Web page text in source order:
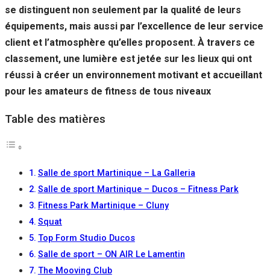
se distinguent non seulement par la qualité de leurs
équipements, mais aussi par l’excellence de leur service
client et l’atmosphère qu’elles proposent. À travers ce
classement, une lumière est jetée sur les lieux qui ont
réussi à créer un environnement motivant et accueillant
pour les amateurs de fitness de tous niveaux
Table des matières
Salle de sport Martinique – La Galleria
Salle de sport Martinique – Ducos – Fitness Park
Fitness Park Martinique – Cluny
Squat
Top Form Studio Ducos
Salle de sport – ON AIR Le Lamentin
The Mooving Club